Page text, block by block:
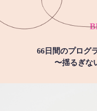
66日間のプログ
〜揺るぎな